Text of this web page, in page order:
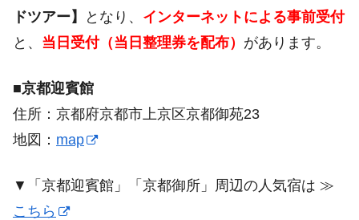
ドツアー】
となり、 インターネットによる事前受付
と、 当日受付（当日整理券を配布） があります。
■京都迎賓館
住所：京都府京都市上京区京都御苑23
地図： map
▼「京都迎賓館」「京都御所」周辺の人気宿は ≫
こちら